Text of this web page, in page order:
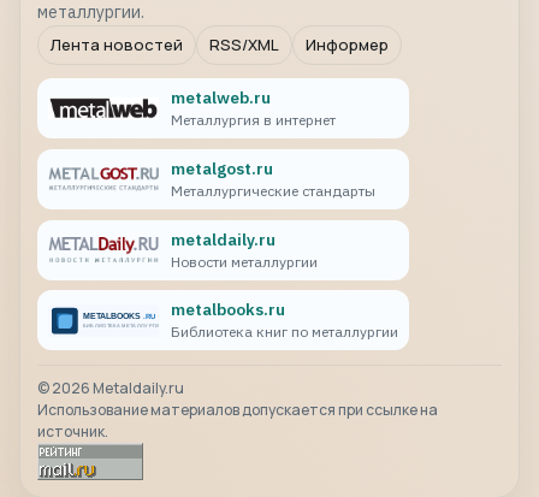
металлургии.
Лента новостей
RSS/XML Информер
metalweb.ru
Металлургия в интернет
metalgost.ru
Металлургические стандарты
metaldaily.ru
Новости металлургии
metalbooks.ru
Библиотека книг по металлургии
©2026 Metaldaily.ru
Использование материалов допускается при ссылке на
источник.